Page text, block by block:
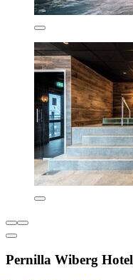
Pernilla Wiberg Hotel